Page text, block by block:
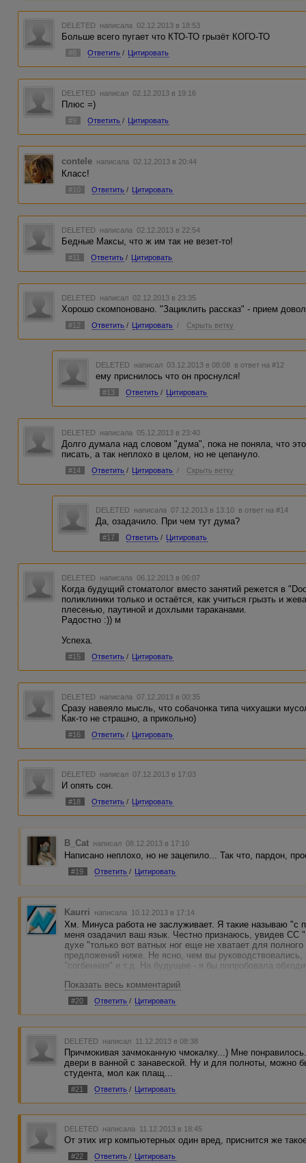
DELETED написала 02.12.2013 в 18:53
Больше всего пугает что КТО-ТО грызёт КОГО-ТО
#8 Ответить / Цитировать
DELETED написал 02.12.2013 в 19:16
Плюс =)
#9 Ответить / Цитировать
contele написала 02.12.2013 в 20:44
Класс!
#10 Ответить / Цитировать
DELETED написала 02.12.2013 в 22:54
Бедные Максы, что ж им так не везет-то!
#11 Ответить / Цитировать
DELETED написал 02.12.2013 в 23:35
Хорошо скомпоновано. "Зациклить рассказ" - прием
#12 Ответить / Цитировать / Скрыть ветку
DELETED написал 03.12.2013 в 08:08 в ответ на #12
ему приснилось что он проснулся!
#13 Ответить / Цитировать
DELETED написала 05.12.2013 в 23:40
Долго думала над словом "дума", пока не поняла, что
писать, а так неплохо в целом, но не цепануло.
#14 Ответить / Цитировать / Скрыть ветку
DELETED написала 07.12.2013 в 13:10 в ответ на #14
Да, озадачило. При чем тут дума?
#17 Ответить / Цитировать
DELETED написала 06.12.2013 в 06:07
Когда будущий стоматолог вместо занятий режется в
поликлиники только и остаётся, как учиться грызть и
плесенью, паутиной и дохлыми тараканами.
Радостно :)) м
Успеха.
#15 Ответить / Цитировать
DELETED написала 07.12.2013 в 00:35
Сразу навеяло мысль, что собачонка типа чихуашки
Как-то не страшно, а прикольно)
#16 Ответить / Цитировать
DELETED написал 07.12.2013 в 17:03
И опять сон.
#18 Ответить / Цитировать
B_Cat написал 08.12.2013 в 17:10
Написано неплохо, но не зацепило... Так что, пардон,
#19 Ответить / Цитировать
Kaurri написала 10.12.2013 в 17:14
Хм. Минуса работа не заслуживает. Я такие называю "с
меня озадачил ваш язык. Честно признаюсь, увидев СС
духе "только вот ватных ног еще не хватает для
предложений ниже. Не ясно, чем вы
"согбенная" и т.д. На будущее - я бы попробовала
Прочла.
Показать весь комментарий
#20 Ответить / Цитировать
DELETED написал 11.12.2013 в 08:38
Причмокивая зачмоканную чмокалку...) Мне
двери в ванной с занавеской. Ну и для полноты, можно
студента, мол как плащ...
#21 Ответить / Цитировать
DELETED написала 11.12.2013 в 18:45
От этих игр компьютерных один вред, приснится же
#22 Ответить / Цитировать